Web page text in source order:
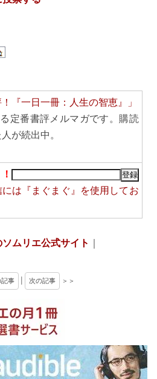
『一日一冊：人生の智恵』」
定番書評メルマガです。購読
が続出中。
『まぐまぐ』 を使用してお
ムリエ公式サイト ｜
事 次の記事 ＞＞